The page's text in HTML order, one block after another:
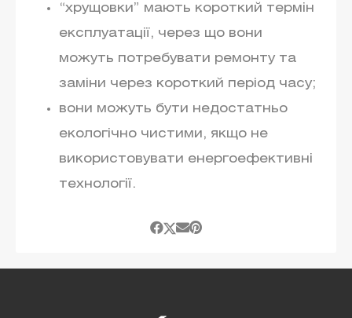
“хрущовки” мають короткий термін
експлуатації, через що вони
можуть потребувати ремонту та
заміни через короткий період часу;
вони можуть бути недостатньо
екологічно чистими, якщо не
використовувати енергоефективні
технології.